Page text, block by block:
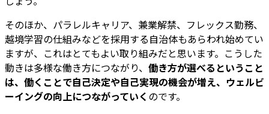
そのほか、パラレルキャリア、兼業解禁、フレックス勤務、
越境学習の仕組みなどを採用する自治体もあらわれ始めてい
ますが、これはとてもよい取り組みだと思います。こうした
動きは多様な働き方につながり、 働き方が選べるということ
は、働くことで自己決定や自己実現の機会が増え、ウェルビ
ーイングの向上につながっていく のです。